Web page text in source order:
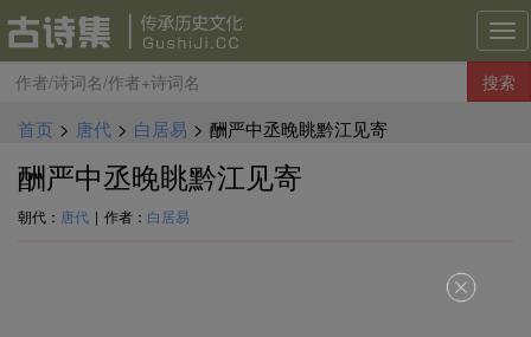
古
诗
集
搜索
首页 > 唐代 > 白居易 > 酬严中丞晚眺黔江见寄
酬严中丞晚眺黔江见寄
朝代： 唐代 | 作者： 白居易